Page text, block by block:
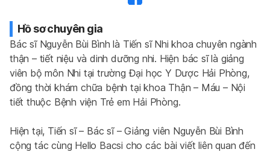
Hồ sơ chuyên gia
Bác sĩ Nguyễn Bùi Bình là Tiến sĩ Nhi khoa chuyên ngành
thận – tiết niệu và dinh dưỡng nhi. Hiện bác sĩ là giảng
viên bộ môn Nhi tại trường Đại học Y Dược Hải Phòng,
đồng thời khám chữa bệnh tại khoa Thận – Máu – Nội
tiết thuộc Bệnh viện Trẻ em Hải Phòng.
Hiện tại, Tiến sĩ – Bác sĩ – Giảng viên Nguyễn Bùi Bình
cộng tác cùng Hello Bacsi cho các bài viết liên quan đến